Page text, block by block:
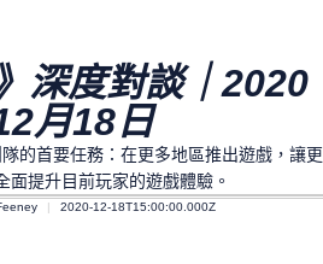
深度對談｜2020
月18日
的首要任務：在更多地區推出遊戲，讓更
面提升目前玩家的遊戲體驗。
2020-12-18T15:00:00.000Z